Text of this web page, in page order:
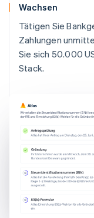
Wachsen
Tätigen Sie
Zahlungen
Sie sich 50.000
Stack.